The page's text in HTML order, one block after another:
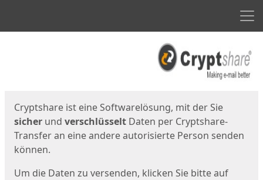
Cryptshare ist eine Softwarelösung, mit der Sie
sicher und verschlüsselt Daten per Cryptshare-
Transfer an eine andere autorisierte Person senden
können.
Um die Daten zu versenden, klicken Sie bitte auf